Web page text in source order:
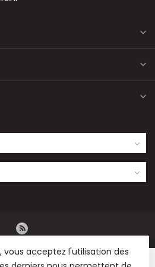
vous acceptez l'utilisation des